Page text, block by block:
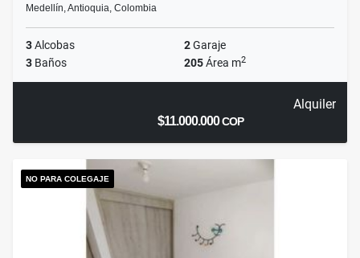
Medellín, Antioquia, Colombia
3Alcobas 2Garaje
3 Baños 205Área m2
Alquiler
$11.000.000COP
NO PARA COLEGAJE